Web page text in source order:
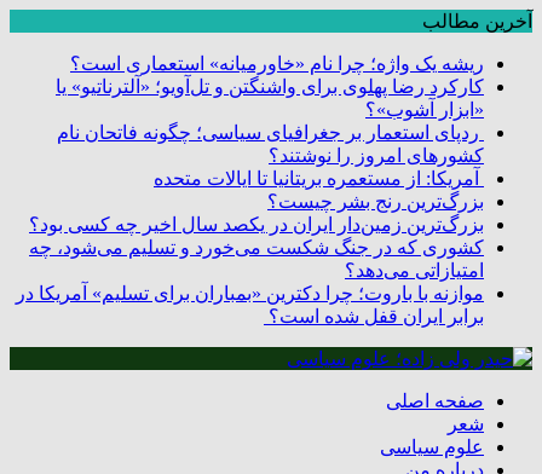
آخرین مطالب
ریشه یک واژه؛ چرا نام «خاورمیانه» استعماری است؟
کارکرد رضا پهلوی برای واشنگتن و تل‌آویو؛ «آلترناتیو» یا
«ابزار آشوب»؟
ردپای استعمار بر جغرافیای سیاسی؛ چگونه فاتحان نام
کشورهای امروز را نوشتند؟
آمریکا: از مستعمره بریتانیا تا ایالات متحده
بزرگ‌ترین رنج بشر چیست؟
بزرگ‌ترین زمین‌دار ایران در یکصد سال اخیر چه کسی بود؟
کشوری که در جنگ شکست می‌خورد و تسلیم می‌شود، چه
امتیازاتی می‌دهد؟
موازنه با باروت؛ چرا دکترین «بمباران برای تسلیم» آمریکا در
برابر ایران قفل شده است؟
صفحه اصلی
شعر
علوم سیاسی
درباره من